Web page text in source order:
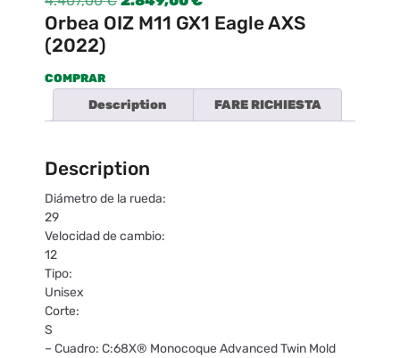
Orbea OIZ M11 GX1 Eagle AXS
(2022)
COMPRAR
Description FARE RICHIESTA
Description
Diámetro de la rueda:
29
Velocidad de cambio:
12
Tipo:
Unisex
Corte:
S
– Cuadro: C:68X® Monocoque Advanced Twin Mold